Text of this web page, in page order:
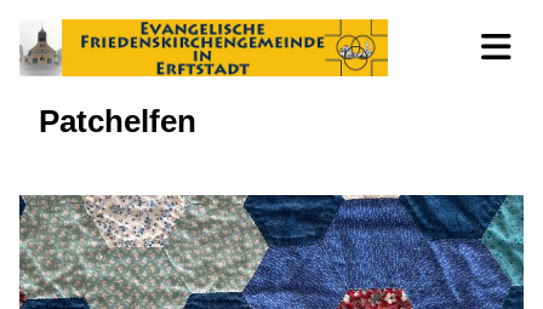
Patchelfen